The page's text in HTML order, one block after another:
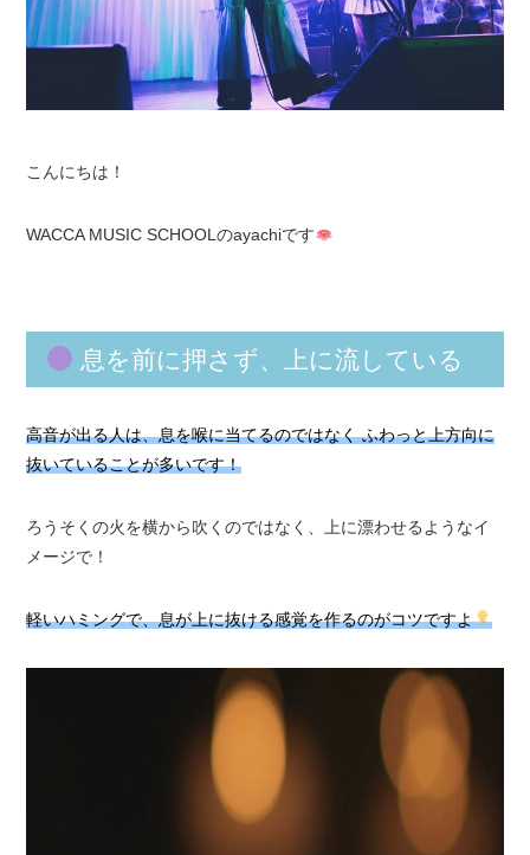
こんにちは！
WACCA MUSIC SCHOOLのayachiです
息を前に押さず、上に流している
高音が出る人は、息を喉に当てるのではなく ふわっと上方向に
抜いていることが多いです！
ろうそくの火を横から吹くのではなく、上に漂わせるようなイ
メージで！
軽いハミングで、息が上に抜ける感覚を作るのがコツですよ